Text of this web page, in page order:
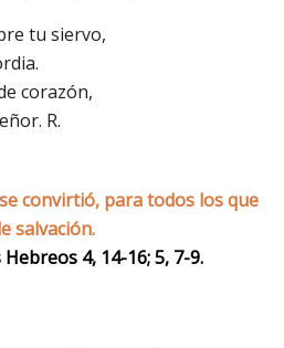
tu siervo,
corazón,
R.
convirtió, para todos los que
salvación.
4, 14-16; 5, 7-9.